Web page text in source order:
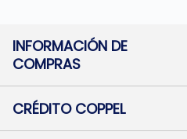
INFORMACIÓN DE
COMPRAS
Términos y condiciones
Botón de arrepentimiento
Mapa de sitio
CRÉDITO COPPEL